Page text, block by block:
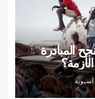
المبادرة